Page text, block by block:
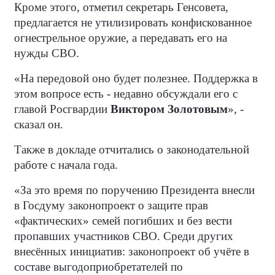
Кроме этого, отметил секретарь Генсовета,
предлагается не утилизировать конфискованное
огнестрельное оружие, а передавать его на
нужды СВО.
«На передовой оно будет полезнее. Поддержка в
этом вопросе есть - недавно обсуждали его с
главой Росгвардии Виктором Золотовым», -
сказал он.
Также в докладе отчитались о законодательной
работе с начала года.
«За это время по поручению Президента внесли
в Госдуму законопроект о защите прав
«фактических» семей погибших и без вести
пропавших участников СВО. Среди других
внесённых инициатив: законопроект об учёте в
составе выгодоприобретателей по